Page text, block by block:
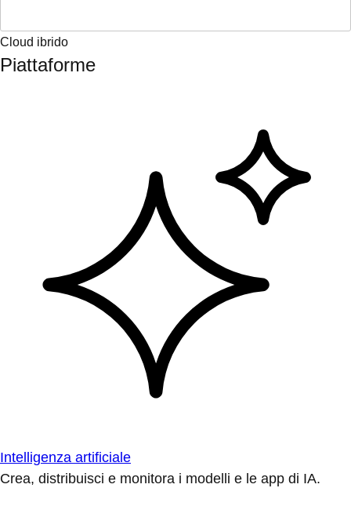
Cloud ibrido
Piattaforme
Intelligenza artificiale
Crea, distribuisci e monitora i modelli e le app di IA.